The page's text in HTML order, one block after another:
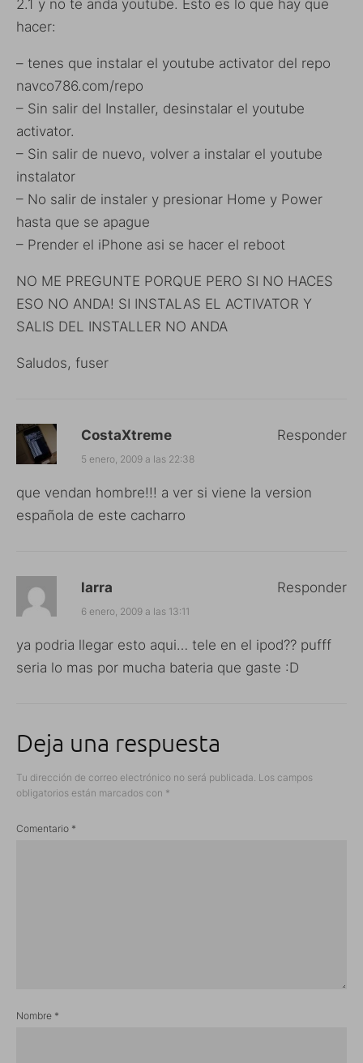
2.1 y no te anda youtube. Esto es lo que hay que
hacer:
– tenes que instalar el youtube activator del repo
navco786.com/repo
– Sin salir del Installer, desinstalar el youtube
activator.
– Sin salir de nuevo, volver a instalar el youtube
instalator
– No salir de instaler y presionar Home y Power
hasta que se apague
– Prender el iPhone asi se hacer el reboot
NO ME PREGUNTE PORQUE PERO SI NO HACES
ESO NO ANDA! SI INSTALAS EL ACTIVATOR Y
SALIS DEL INSTALLER NO ANDA
Saludos, fuser
CostaXtreme
5 enero, 2009 a las 22:38
que vendan hombre!!! a ver si viene la version
española de este cacharro
Responder
larra
6 enero, 2009 a las 13:11
ya podria llegar esto aqui… tele en el ipod?? pufff
seria lo mas por mucha bateria que gaste :D
Responder
Deja una respuesta
Tu dirección de correo electrónico no será publicada. Los campos
obligatorios están marcados con *
Comentario *
Nombre *